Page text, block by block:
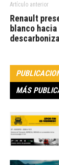
Artículo anterior
Renault
blanco hacia
MÁS